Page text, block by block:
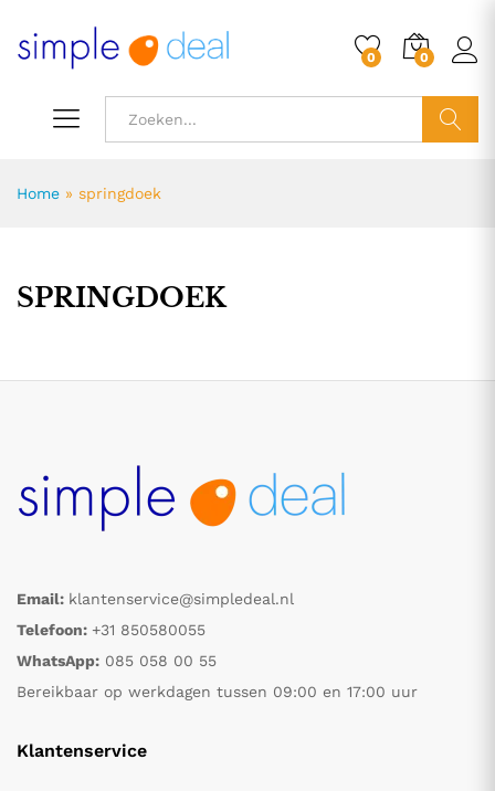
0 0
Home » springdoek
SPRINGDOEK
Email: klantenservice@simpledeal.nl
Telefoon: +31 850580055
WhatsApp: 085 058 00 55
Bereikbaar op werkdagen tussen 09:00 en 17:00 uur
Klantenservice